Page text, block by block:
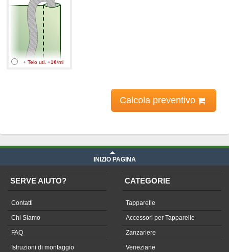
+ Telo uti. +1€/ml
Calcola preventivo
INIZIO PAGINA
SERVE AIUTO?
Contatti
Chi Siamo
FAQ
Istruzioni di montaggio
CATEGORIE
Tapparelle
Accessori per Tapparelle
Zanzariere
Veneziane